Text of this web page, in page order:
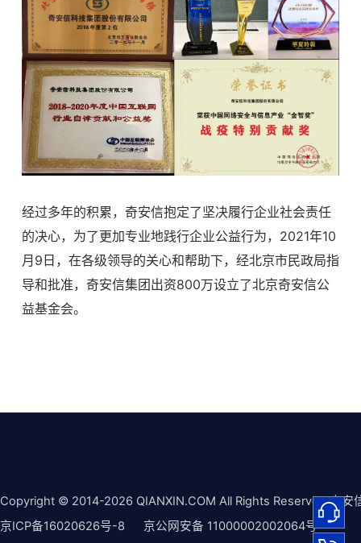
经过多年的积累，奇安信抱定了坚决履行企业社会责任
的决心，为了更加专业地践行企业公益行为，2021年10
月9日，在各级领导的关心和帮助下，经北京市民政局指
导和批准，奇安信集团出资800万设立了北京奇安信公
益基金会。
Copyright © 2014-2026 QIANXIN.COM All Rights Reserved 奇安
京ICP备16020626号-8
京公网安备 11000002002064号